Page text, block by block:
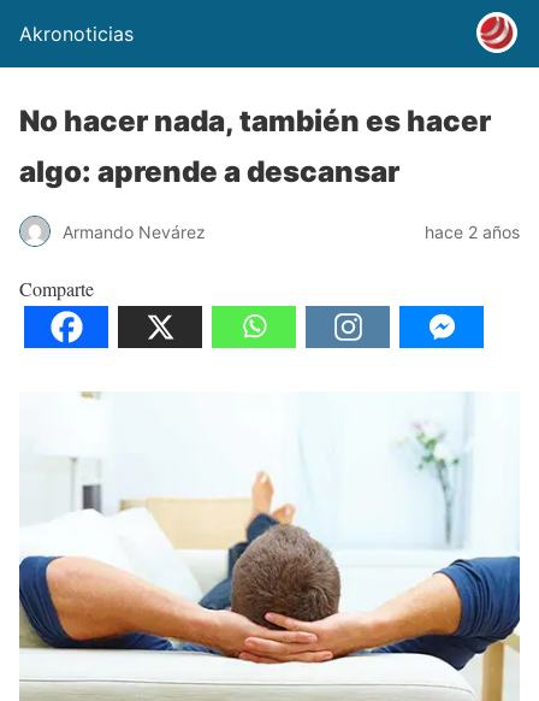
Akronoticias
No hacer nada, también es hacer
algo: aprende a descansar
Armando Nevárez hace 2 años
Comparte